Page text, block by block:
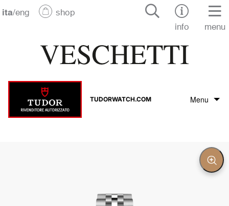
ita/eng
shop
info
menu
TUDORWATCH.COM Menu
Il marchio Tudor